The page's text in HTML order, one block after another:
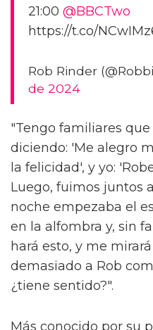
21:00 @BBCTwo
https://t.co/
Rob Rinder
de 2024
"Tengo familiares
diciendo: 'Me alegro
la felicidad', y yo:
Luego, fuimos juntos
noche empezaba el
en la alfombra y, sin
hará esto, y me
demasiado a Rob
¿tiene sentido?".
Más conocido por su